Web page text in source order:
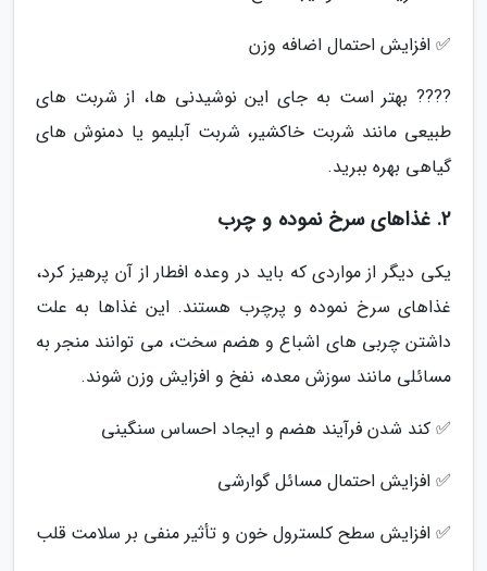
✅ افزایش احتمال اضافه وزن
???? بهتر است به جای این نوشیدنی ها، از شربت های
طبیعی مانند شربت خاکشیر، شربت آبلیمو یا دمنوش های
گیاهی بهره ببرید.
2. غذاهای سرخ نموده و چرب
یکی دیگر از مواردی که باید در وعده افطار از آن پرهیز کرد،
غذاهای سرخ نموده و پرچرب هستند. این غذاها به علت
داشتن چربی های اشباع و هضم سخت، می توانند منجر به
مسائلی مانند سوزش معده، نفخ و افزایش وزن شوند.
✅ کند شدن فرآیند هضم و ایجاد احساس سنگینی
✅ افزایش احتمال مسائل گوارشی
✅ افزایش سطح کلسترول خون و تأثیر منفی بر سلامت قلب